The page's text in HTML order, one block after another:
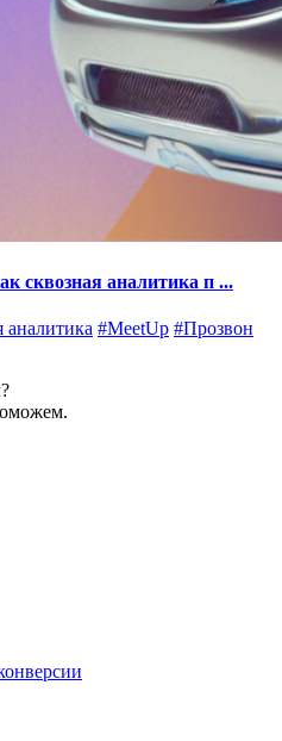
сквозная аналитика п ...
аналитика #MeetUp #Прозвон